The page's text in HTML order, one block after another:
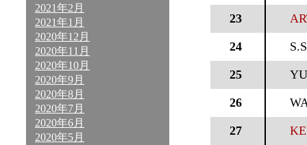
2021年2月
2021年1月
2020年12月
2020年11月
2020年10月
2020年9月
2020年8月
2020年7月
2020年6月
2020年5月
23
24
25
26
27